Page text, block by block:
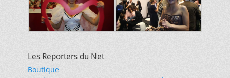
Les Reporters du Net
Boutique